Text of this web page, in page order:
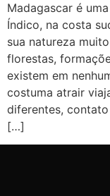
Madagascar é
Índico, na costa
sua natureza
florestas,
existem em
costuma atrair
diferentes,
[…]